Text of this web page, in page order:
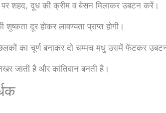
पर शहद, दूध की क्रीम व बेसन मिलाकर उबटन करें।
शुष्कता दूर होकर लावण्यता प्राप्त होगी।
का चूर्ण बनाकर दो चम्मच मधु उसमें फेंटकर
जाती है और कांतिवान बनती है।